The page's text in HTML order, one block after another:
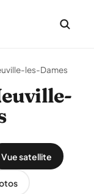
les-Dames
Vue satellite